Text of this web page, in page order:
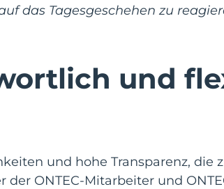
das Tagesgeschehen zu
und
und hohe Transparenz, die
der ONTEC-Mitarbeiter und